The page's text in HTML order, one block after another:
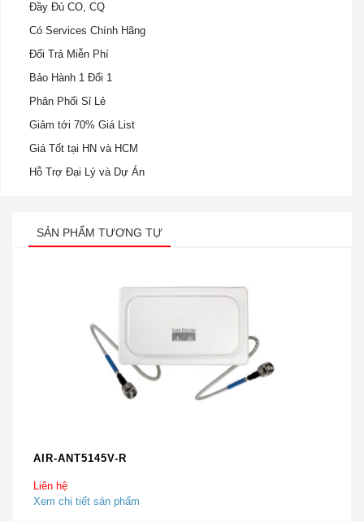
Đầy Đủ CO, CQ
Có Services Chính Hãng
Đổi Trả Miễn Phí
Bảo Hành 1 Đổi 1
Phân Phối Sỉ Lẻ
Giảm tới 70% Giá List
Giá Tốt tại HN và HCM
Hỗ Trợ Đại Lý và Dự Án
SẢN PHẨM TƯƠNG TỰ
AIR-ANT5145V-R
Liên hệ
Xem chi tiết sản phẩm